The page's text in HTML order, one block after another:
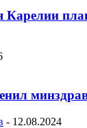
- 12.08.2024